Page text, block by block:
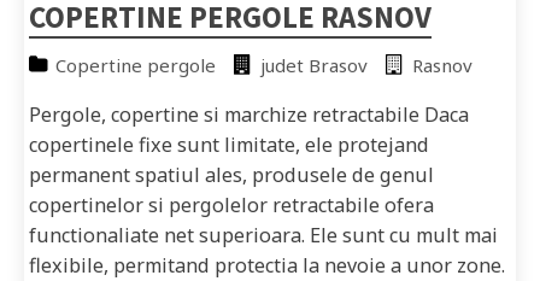
COPERTINE PERGOLE RASNOV
Copertine pergole judet Brasov Rasnov
Pergole, copertine si marchize retractabile Daca
copertinele fixe sunt limitate, ele protejand
permanent spatiul ales, produsele de genul
copertinelor si pergolelor retractabile ofera
functionaliate net superioara. Ele sunt cu mult mai
flexibile, permitand protectia la nevoie a unor zone.